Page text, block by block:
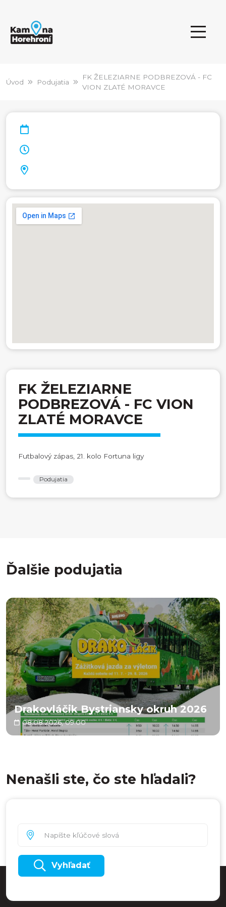
Úvod Podujatia
FK ŽELEZIARNE PODBREZOVÁ - FC
VION ZLATÉ MORAVCE
FK ŽELEZIARNE
PODBREZOVÁ - FC VION
ZLATÉ MORAVCE
Futbalový zápas, 21. kolo Fortuna ligy
Podujatia
Ďalšie podujatia
Drakovláčik Bystriansky okruh 2026
08.08.2026, 09:00
Nenašli ste, čo ste hľadali?
Vyhľadať